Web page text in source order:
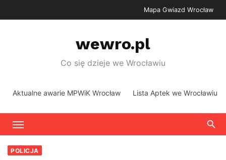
to
Mapa Gwiazd Wrocław
wewro.pl
Co się dzieje we Wrocławiu
Aktualne awarie MPWiK Wrocław Lista Aptek we Wrocławiu
POLICJA